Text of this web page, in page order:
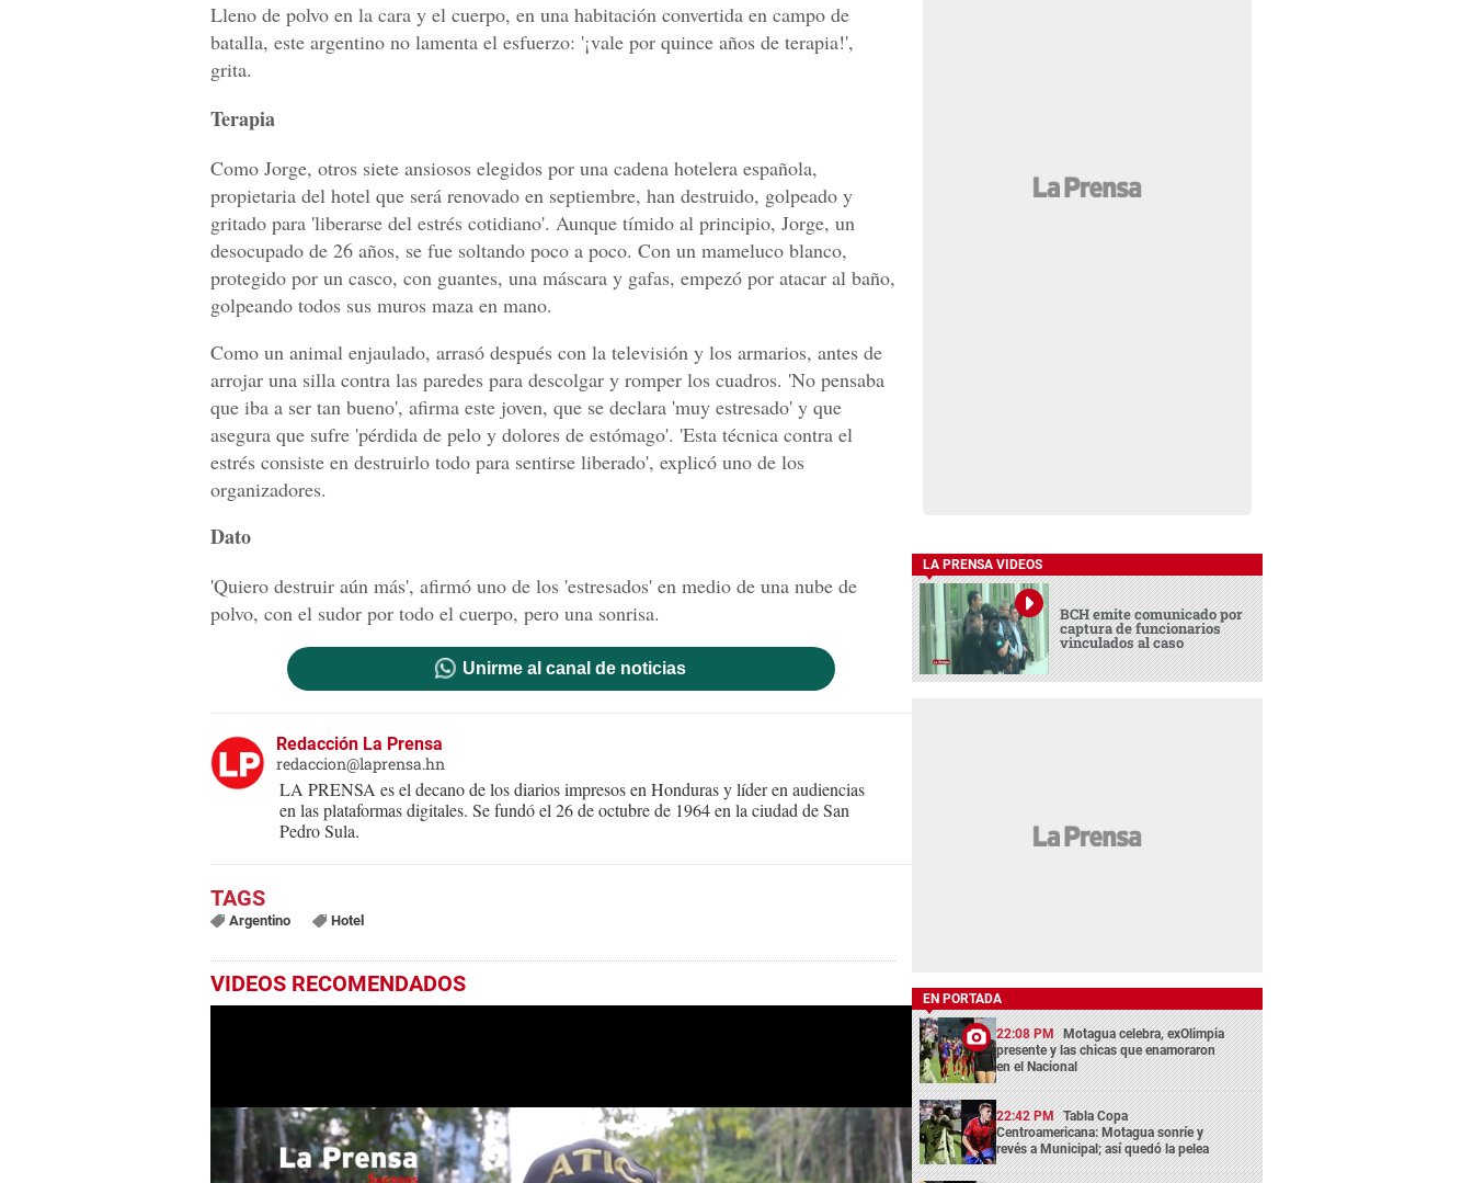
Lleno de polvo en la cara y el cuerpo, en una habitación convertida en campo de
batalla, este argentino no lamenta el esfuerzo: '¡vale por quince años de terapia!',
grita.
Terapia
Como Jorge, otros siete ansiosos elegidos por una cadena hotelera española,
propietaria del hotel que será renovado en septiembre, han destruido, golpeado y
gritado para 'liberarse del estrés cotidiano'. Aunque tímido al principio, Jorge, un
desocupado de 26 años, se fue soltando poco a poco. Con un mameluco blanco,
protegido por un casco, con guantes, una máscara y gafas, empezó por atacar al baño,
golpeando todos sus muros maza en mano.
Como un animal enjaulado, arrasó después con la televisión y los armarios, antes de
arrojar una silla contra las paredes para descolgar y romper los cuadros. 'No pensaba
que iba a ser tan bueno', afirma este joven, que se declara 'muy estresado' y que
asegura que sufre 'pérdida de pelo y dolores de estómago'. 'Esta técnica contra el
estrés consiste en destruirlo todo para sentirse liberado', explicó uno de los
organizadores.
Dato
'Quiero destruir aún más', afirmó uno de los 'estresados' en medio de una nube de
polvo, con el sudor por todo el cuerpo, pero una sonrisa.
Unirme al canal de noticias
Redacción La Prensa
redaccion@laprensa.hn
LA PRENSA es el decano de los diarios impresos en Honduras y líder en audiencias
en las plataformas digitales. Se fundó el 26 de octubre de 1964 en la ciudad de San
Pedro Sula.
Argentino Hotel
VIDEOS RECOMENDADOS
LA PRENSA VIDEOS
BCH emite comunicado por
captura de funcionarios
vinculados al caso
EN PORTADA
22:08 PM Motagua celebra, exOlimpia
presente y las chicas que enamoraron
en el Nacional
22:42 PM Tabla Copa
Centroamericana: Motagua sonríe y
revés a Municipal; así quedó la pelea